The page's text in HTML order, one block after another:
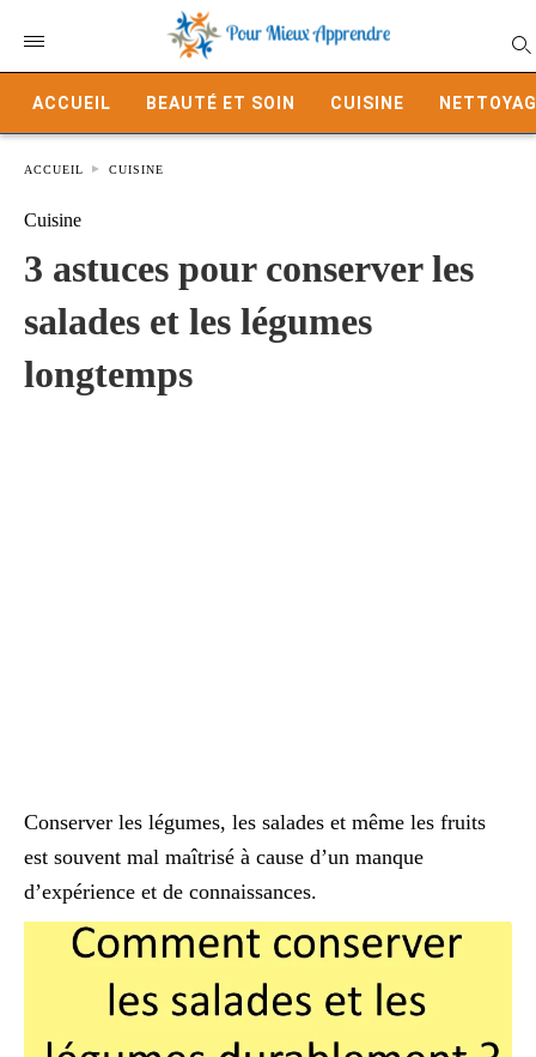
ACCUEIL BEAUTÉ ET SOIN CUISINE
ACCUEIL CUISINE
Cuisine
3 astuces pour conserver les
salades et les légumes
longtemps
Conserver les légumes, les salades et même les fruits
est souvent mal maîtrisé à cause d’un manque
d’expérience et de connaissances.